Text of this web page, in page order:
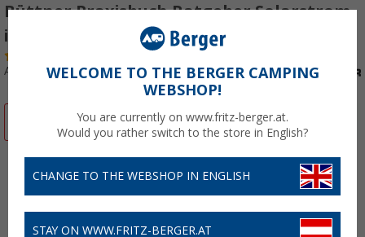
Büttner Praxisbuch Ratgeber Solarstrom
im Reisemobil
Art.-Nr.: 233730WELCOME TO THE BERGER CAMPING
WEBSHOP!
You are currently on www.fritz-berger.at.
Would you rather switch to the store in English?
CHANGE TO THE WEBSHOP IN ENGLISH
STAY ON WWW.FRITZ-BERGER.AT